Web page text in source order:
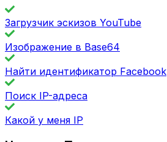
Загрузчик эскизов YouTube
Изображение в Base64
Найти идентификатор Facebook
Поиск IP-адреса
Какой у меня IP